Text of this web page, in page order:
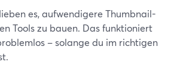
es, aufwendigere Thumbnail-
Tools zu bauen. Das funktioniert
– solange du im richtigen